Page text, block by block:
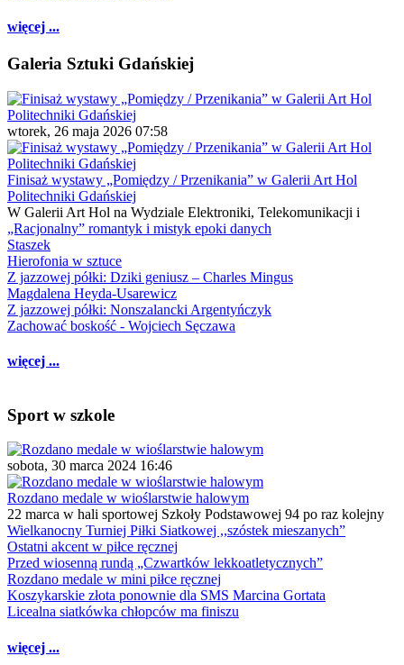
więcej ...
Galeria Sztuki Gdańskiej
wtorek, 26 maja 2026 07:58
Finisaż wystawy „Pomiędzy / Przenikania” w Galerii Art Hol
Politechniki Gdańskiej
W Galerii Art Hol na Wydziale Elektroniki, Telekomunikacji i
„Racjonalny” romantyk i mistyk epoki danych
Staszek
Hierofonia w sztuce
Z jazzowej półki: Dziki geniusz – Charles Mingus
Magdalena Heyda-Usarewicz
Z jazzowej półki: Nonszalancki Argentyńczyk
Zachować boskość - Wojciech Sęczawa
więcej ...
Sport w szkole
sobota, 30 marca 2024 16:46
Rozdano medale w wioślarstwie halowym
22 marca w hali sportowej Szkoły Podstawowej 94 po raz kolejny
Wielkanocny Turniej Piłki Siatkowej ,,szóstek mieszanych”
Ostatni akcent w piłce ręcznej
Przed wiosenną rundą „Czwartków lekkoatletycznych”
Rozdano medale w mini piłce ręcznej
Koszykarskie złota ponownie dla SMS Marcina Gortata
Licealna siatkówka chłopców ma finiszu
więcej ...